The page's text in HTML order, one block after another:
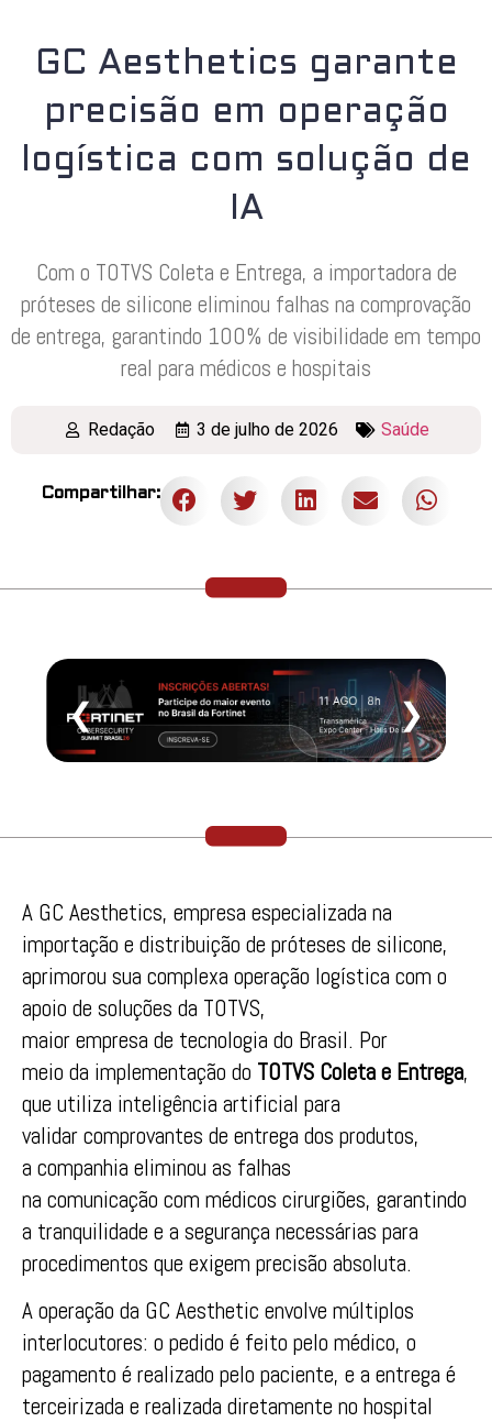
GC Aesthetics garante
precisão em operação
logística com solução de
IA
Com o TOTVS Coleta e Entrega, a importadora de
próteses de silicone eliminou falhas na comprovação
de entrega, garantindo 100% de visibilidade em tempo
real para médicos e hospitais
Redação 3 de julho de 2026 Saúde
Compartilhar:
❮ ❯
A GC Aesthetics, empresa especializada na
importação e distribuição de próteses de silicone,
aprimorou sua complexa operação logística com o
apoio de soluções da TOTVS,
maiorempresa de tecnologia do Brasil. Por
meio da implementação do TOTVS Coleta e Entrega,
que utiliza inteligência artificial para
validarcomprovantes de entrega dos produtos,
a companhia eliminou as falhas
na comunicação com médicos cirurgiões, garantindo
a tranquilidade e a segurança necessárias para
procedimentos que exigem precisão absoluta.
A operação da GC Aesthetic envolve múltiplos
interlocutores: o pedido é feito pelo médico, o
pagamento é realizado pelo paciente, e a entrega é
terceirizada e realizada diretamente no hospital